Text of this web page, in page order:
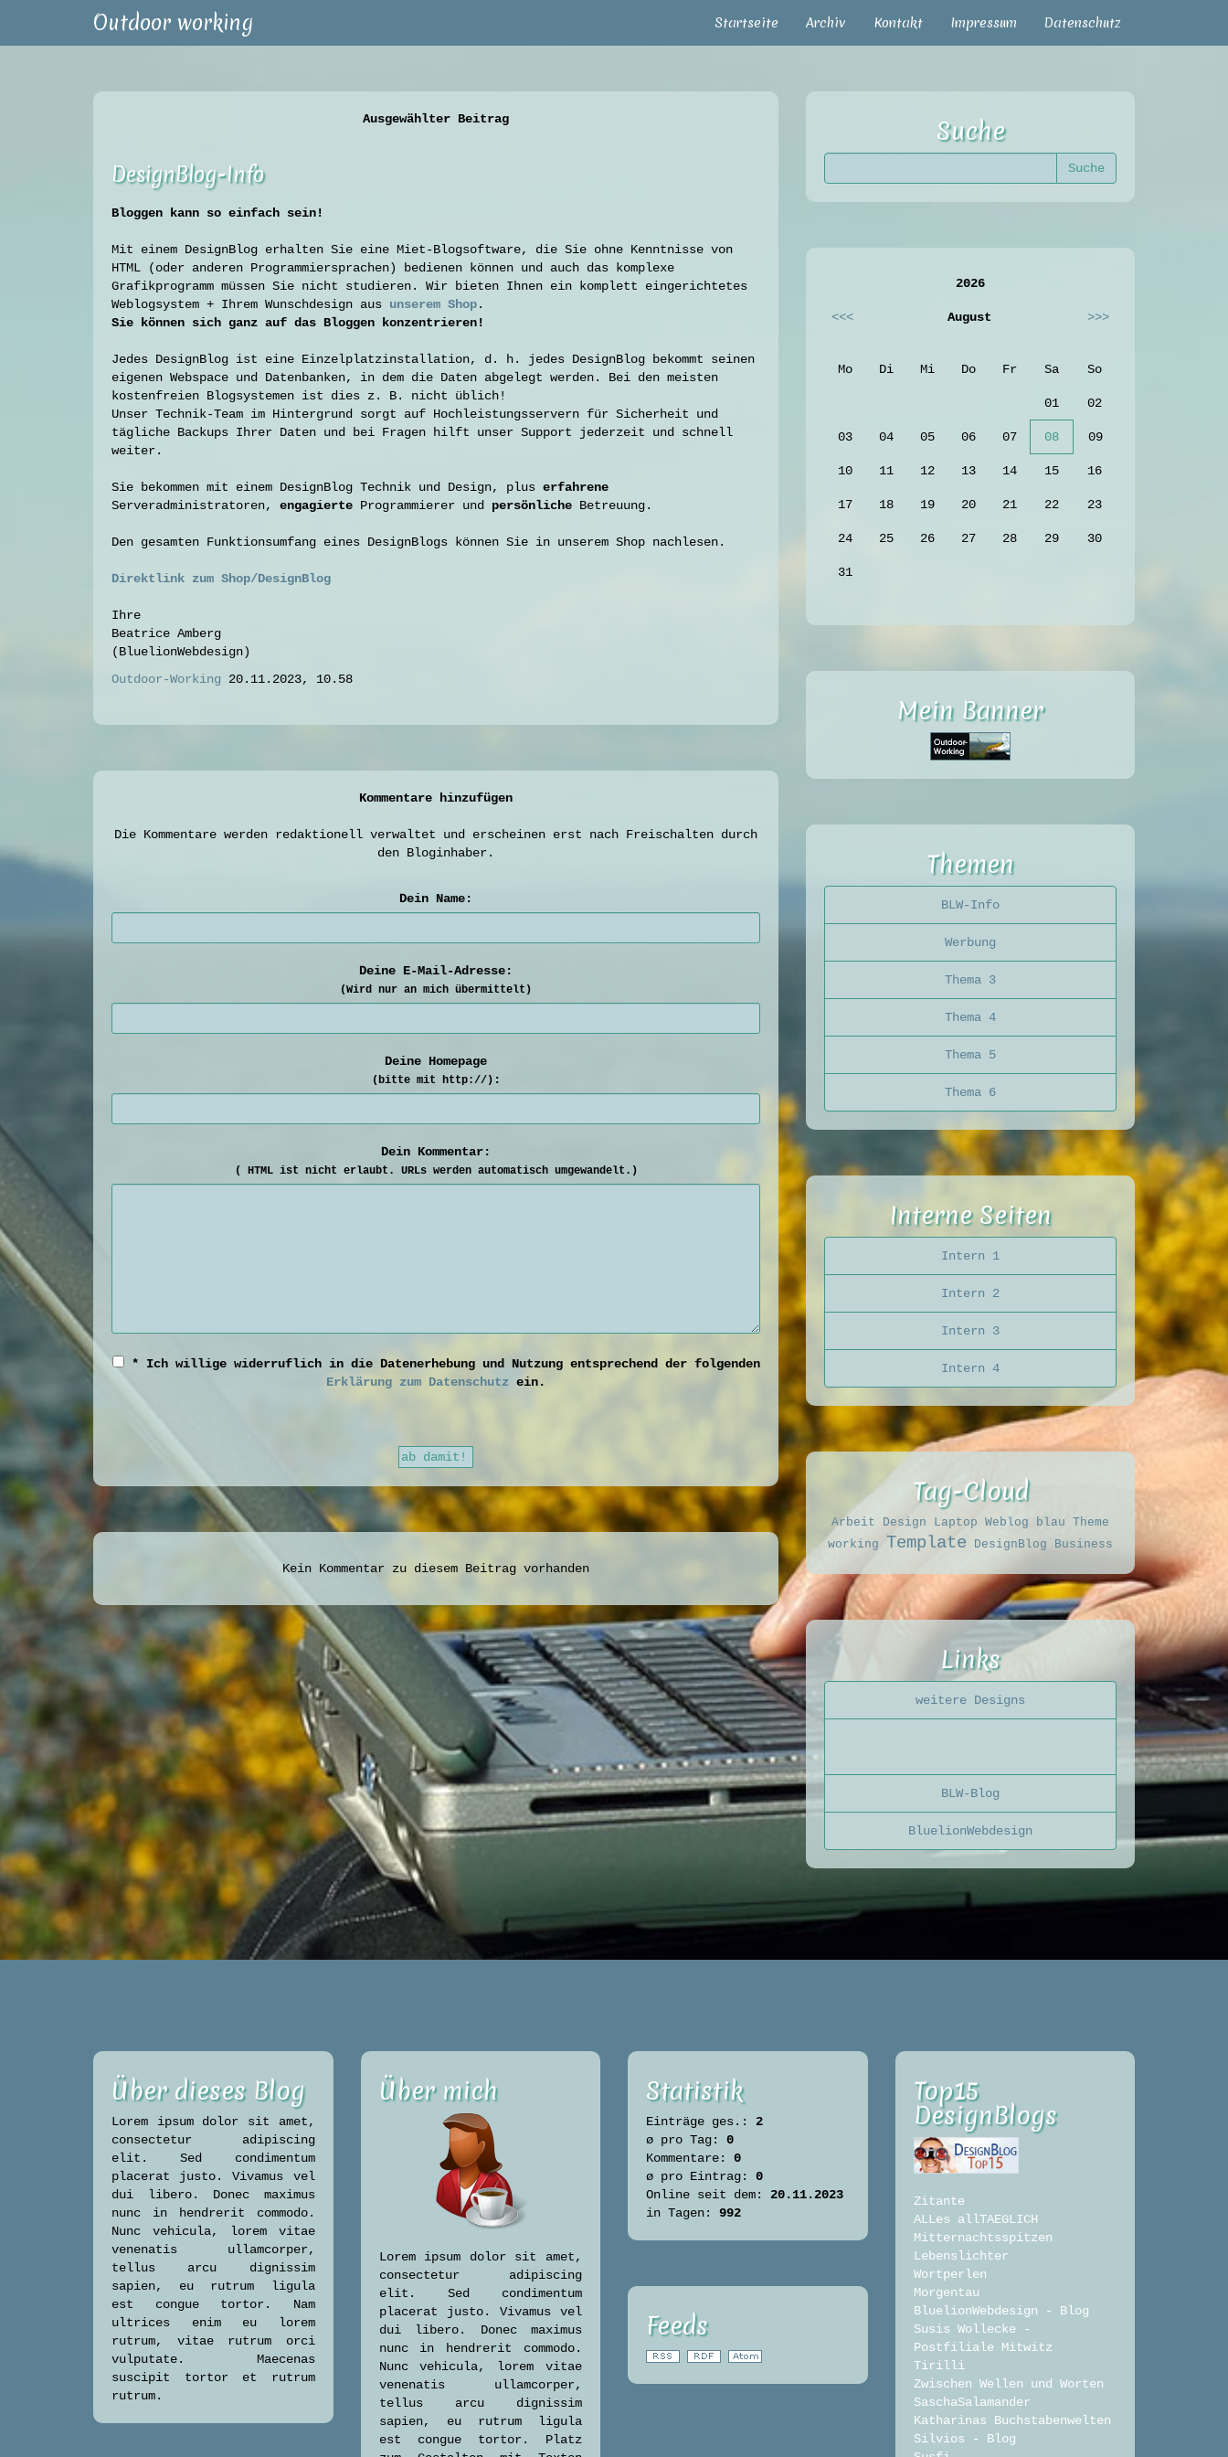
Outdoor working Startseite Archiv Kontakt Impressum Datenschutz
Ausgewählter Beitrag
DesignBlog-Info
Bloggen kann so einfach sein!
Mit einem DesignBlog erhalten Sie eine Miet-Blogsoftware, die Sie ohne Kenntnisse von
HTML (oder anderen Programmiersprachen) bedienen können und auch das komplexe
Grafikprogramm müssen Sie nicht studieren. Wir bieten Ihnen ein komplett eingerichtetes
Weblogsystem + Ihrem Wunschdesign aus unserem Shop.
Sie können sich ganz auf das Bloggen konzentrieren!
Jedes DesignBlog ist eine Einzelplatzinstallation, d. h. jedes DesignBlog bekommt seinen
eigenen Webspace und Datenbanken, in dem die Daten abgelegt werden. Bei den meisten
kostenfreien Blogsystemen ist dies z. B. nicht üblich!
Unser Technik-Team im Hintergrund sorgt auf Hochleistungsservern für Sicherheit und
tägliche Backups Ihrer Daten und bei Fragen hilft unser Support jederzeit und schnell
weiter.
Sie bekommen mit einem DesignBlog Technik und Design, plus erfahrene
Serveradministratoren, engagierte Programmierer und persönliche Betreuung.
Den gesamten Funktionsumfang eines DesignBlogs können Sie in unserem Shop nachlesen.
Direktlink zum Shop/DesignBlog
Ihre
Beatrice Amberg
(BluelionWebdesign)
Outdoor-Working 20.11.2023, 10.58
Kommentare hinzufügen
Die Kommentare werden redaktionell verwaltet und erscheinen erst nach Freischalten durch
den Bloginhaber.
Dein Name:
Deine E-Mail-Adresse:
(Wird nur an mich übermittelt)
Deine Homepage
(bitte mit http://) :
Dein Kommentar:
( HTML ist nicht erlaubt. URLs werden automatisch umgewandelt.)
* Ich willige widerruflich in die Datenerhebung und Nutzung entsprechend der folgenden
Erklärung zum Datenschutz ein.
Kein Kommentar zu diesem Beitrag vorhanden
Suche
2026
<<< August >>>
Mo Di Mi Do Fr Sa So
01 02
03 04 05 06 07 08 09
10 11 12 13 14 15 16
17 18 19 20 21 22 23
24 25 26 27 28 29 30
31
Mein Banner
Themen
BLW-Info
Werbung
Thema 3
Thema 4
Thema 5
Thema 6
Interne Seiten
Intern 1
Intern 2
Intern 3
Intern 4
Tag-Cloud
Arbeit Design Laptop Weblog blau Theme
working Template DesignBlog Business
Links
weitere Designs
BLW-Blog
BluelionWebdesign
Über dieses Blog
Lorem ipsum dolor sit amet,
consectetur adipiscing
elit. Sed condimentum
placerat justo. Vivamus vel
dui libero. Donec maximus
nunc in hendrerit commodo.
Nunc vehicula, lorem vitae
venenatis ullamcorper,
tellus arcu dignissim
sapien, eu rutrum ligula
est congue tortor. Nam
ultrices enim eu lorem
rutrum, vitae rutrum orci
vulputate. Maecenas
suscipit tortor et rutrum
rutrum.
Über mich
Lorem ipsum dolor sit amet,
consectetur adipiscing
elit. Sed condimentum
placerat justo. Vivamus vel
dui libero. Donec maximus
nunc in hendrerit commodo.
Nunc vehicula, lorem vitae
venenatis ullamcorper,
tellus arcu dignissim
sapien, eu rutrum ligula
est congue tortor. Platz
Statistik
Einträge ges.: 2
ø pro Tag: 0
Kommentare: 0
ø pro Eintrag: 0
Online seit dem: 20.11.2023
in Tagen: 992
Feeds
Top15
DesignBlogs
Zitante
ALLes allTAEGLICH
Mitternachtsspitzen
Lebenslichter
Wortperlen
Morgentau
BluelionWebdesign - Blog
Susis Wollecke -
Postfiliale Mitwitz
Tirilli
Zwischen Wellen und Worten
SaschaSalamander
Katharinas Buchstabenwelten
Silvios - Blog